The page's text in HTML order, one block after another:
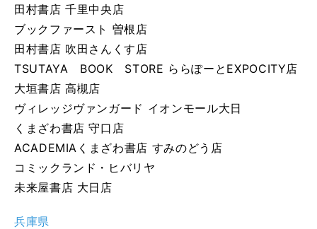
田村書店 千里中央店
ブックファースト 曽根店
田村書店 吹田さんくす店
TSUTAYA BOOK STORE ららぽーとEXPOCITY店
大垣書店 高槻店
ヴィレッジヴァンガード イオンモール大日
くまざわ書店 守口店
ACADEMIAくまざわ書店 すみのどう店
コミックランド・ヒバリヤ
未来屋書店 大日店
兵庫県